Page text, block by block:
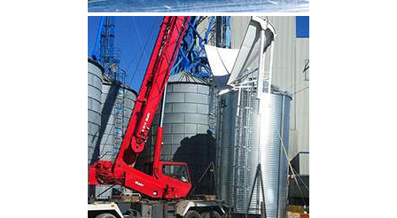
CLIQUEZ POUR AGRANDIR